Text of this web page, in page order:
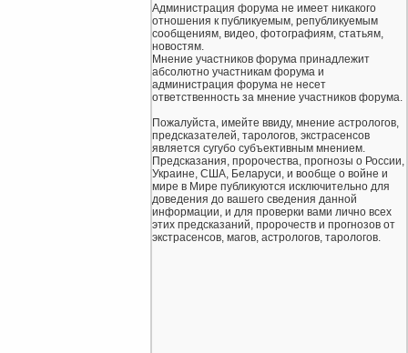
Администрация форума не имеет никакого
отношения к публикуемым, републикуемым
сообщениям, видео, фотографиям, статьям,
новостям.
Мнение участников форума принадлежит
абсолютно участникам форума и
администрация форума не несет
ответственность за мнение участников форума.
Пожалуйста, имейте ввиду, мнение астрологов,
предсказателей, тарологов, экстрасенсов
является сугубо субъективным мнением.
Предсказания, пророчества, прогнозы о России,
Украине, США, Беларуси, и вообще о войне и
мире в Мире публикуются исключительно для
доведения до вашего сведения данной
информации, и для проверки вами лично всех
этих предсказаний, пророчеств и прогнозов от
экстрасенсов, магов, астрологов, тарологов.